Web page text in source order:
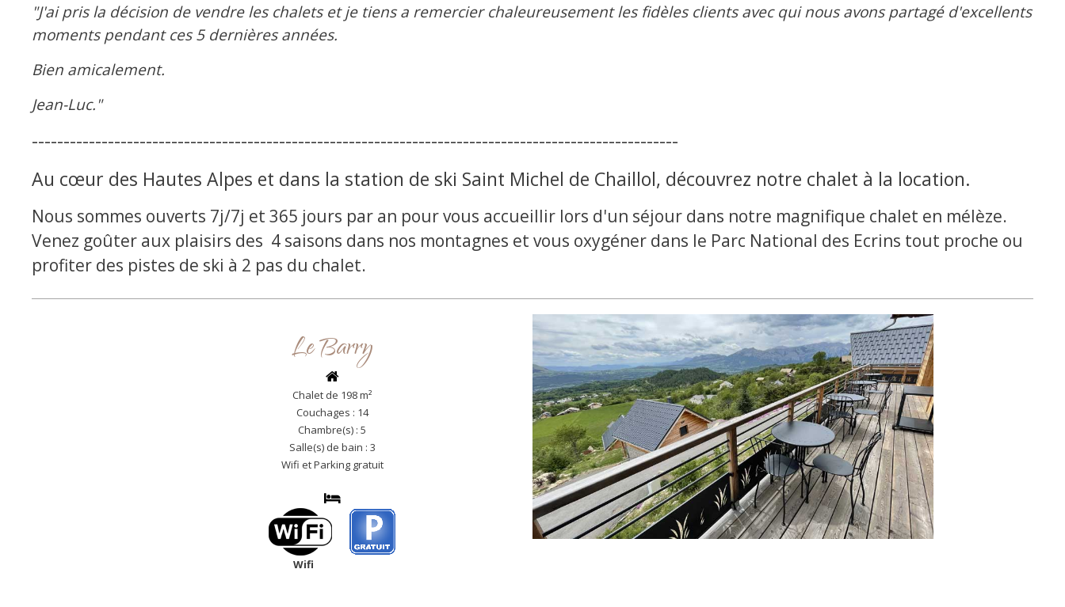
"J'ai pris la décision de vendre les chalets et je tiens a remercier chaleureusement les fidèles clients avec qui nous avons partagé d'excellents
moments pendant ces 5 dernières années.
Bien amicalement.
Jean-Luc."
------------------------------------------------------------------------------------------------------
Au cœur des Hautes Alpes et dans la station de ski Saint Michel de Chaillol, découvrez notre chalet à la location.
Nous sommes ouverts 7j/7j et 365 jours par an pour vous accueillir lors d'un séjour dans notre magnifique chalet en mélèze.
Venez goûter aux plaisirs des 4 saisons dans nos montagnes et vous oxygéner dans le Parc National des Ecrins tout proche ou
profiter des pistes de ski à 2 pas du chalet.
Le Barry
Chalet de 198 m²
Couchages : 14
Chambre(s) : 5
Salle(s) de bain : 3
Wifi et Parking gratuit
Wifi